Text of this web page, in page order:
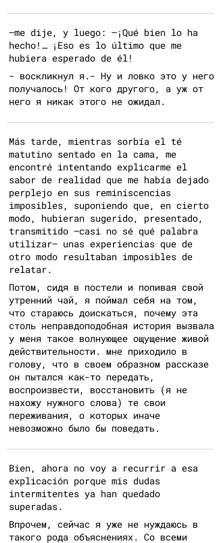
—me dije, y luego: —¡Qué bien lo ha
hecho!… ¡Eso es lo último que me
hubiera esperado de él!
- воскликнул я.- Ну и ловко это у него
получалось! От кого другого, а уж от
него я никак этого не ожидал.
Más tarde, mientras sorbía el té
matutino sentado en la cama, me
encontré intentando explicarme el
sabor de realidad que me había dejado
perplejo en sus reminiscencias
imposibles, suponiendo que, en cierto
modo, hubieran sugerido, presentado,
transmitido —casi no sé qué palabra
utilizar— unas experiencias que de
otro modo resultaban imposibles de
relatar.
Потом, сидя в постели и попивая свой
утренний чай, я поймал себя на том,
что стараюсь доискаться, почему эта
столь неправдоподобная история вызвала
у меня такое волнующее ощущение живой
действительности. мне приходило в
голову, что в своем образном рассказе
он пытался как-то передать,
воспроизвести, восстановить (я не
нахожу нужного слова) те свои
переживания, о которых иначе
невозможно было бы поведать.
Bien, ahora no voy a recurrir a esa
explicación porque mis dudas
intermitentes ya han quedado
superadas.
Впрочем, сейчас я уже не нуждаюсь в
такого рода объяснениях. Со всеми